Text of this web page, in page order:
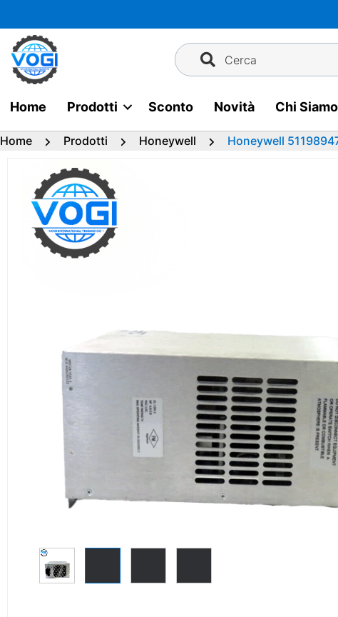
al
contenuto
Cerca
Home Prodotti Sconto Novità Chi Siamo
Home Prodotti Honeywell Honeywell